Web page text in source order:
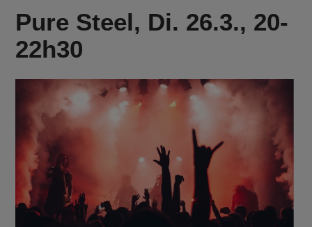
Pure Steel, Di. 26.3., 20-
22h30